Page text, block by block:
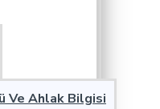
Ve Ahlak Bilgisi